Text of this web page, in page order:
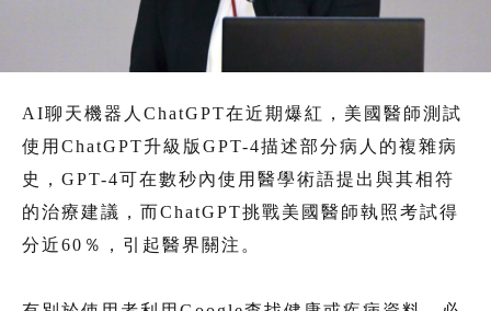
AI聊天機器人ChatGPT在近期爆紅，美國醫師測試
使用ChatGPT升級版GPT-4描述部分病人的複雜病
史，GPT-4可在數秒內使用醫學術語提出與其相符
的治療建議，而ChatGPT挑戰美國醫師執照考試得
分近60％，引起醫界關注。